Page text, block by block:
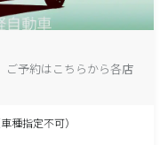
ご予約はこちらから各店
指定不可）